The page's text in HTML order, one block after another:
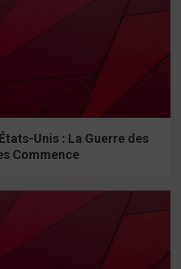
Unis : La Guerre des
Commence